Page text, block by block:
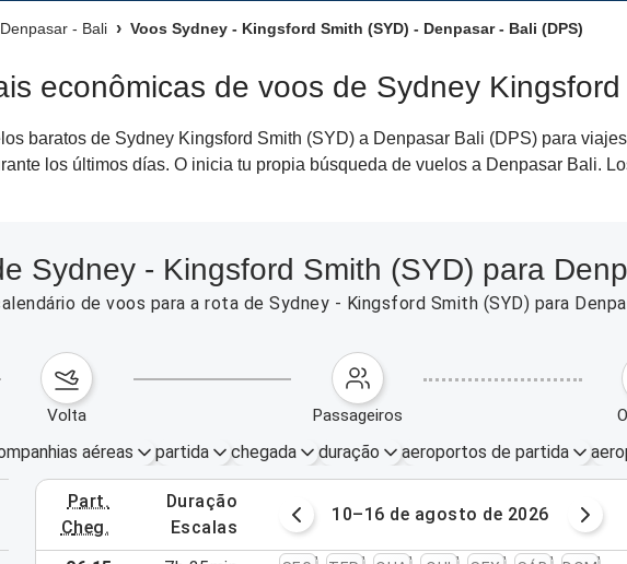
- Bali Voos Sydney - Kingsford Smith (SYD) - Denpasar - Bali (DPS)
econômicas de voos de Sydney
baratos de Sydney Kingsford Smith (SYD) a Denpasar Bali (DPS) para
los últimos días. O inicia tu propia búsqueda de vuelos a Denpasar Bali.
Sydney - Kingsford Smith (SYD) para
de voos para a rota de Sydney - Kingsford Smith (SYD) para
volta passageiros
aéreas partida chegada duração aeroportos de partida
part.
cheg.
duração
escalas
3–9 de agosto de 2026 10–16 de agosto de 2026